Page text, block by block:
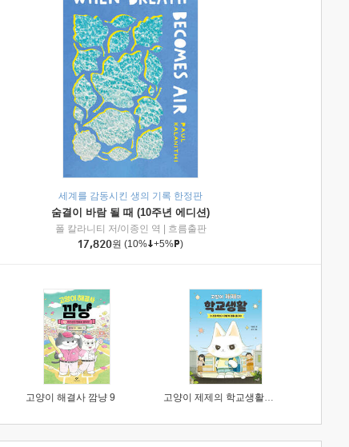
미래엔아이세움
세계를 감동시킨 생의 기록 한정판
숨결이 바람 될 때 (10주년 에디션)
폴 칼라니티 저/이종인 역
흐름출판
17,820원 (10% +5% )
고양이 해결사 깜냥 9 고양이 제제의 학교생활 1 : 초등학생이 이렇게 힘들 줄이야